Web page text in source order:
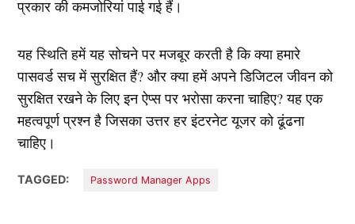
प्रकार की कमजोरियां पाई गई हैं।
यह स्थिति हमें यह सोचने पर मजबूर करती है कि क्या हमारे
पासवर्ड सच में सुरक्षित हैं? और क्या हमें अपने डिजिटल जीवन को
सुरक्षित रखने के लिए इन ऐप्स पर भरोसा करना चाहिए? यह एक
महत्वपूर्ण प्रश्न है जिसका उत्तर हर इंटरनेट यूजर को ढूंढना
चाहिए।
TAGGED: Password Manager Apps